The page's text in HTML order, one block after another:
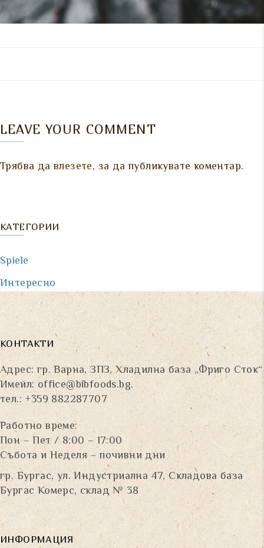
LEAVE YOUR COMMENT
Трябва давлезете, за да публикувате коментар.
КАТЕГОРИИ
Spiele
Интересно
КОНТАКТИ
Адрес: гр. Варна, ЗПЗ, Хладилна база „Фриго Сток“
Имейл: office@bibfoods.bg.
тел.: +359 882287707
Работно време:
Пон – Пет / 8:00 – 17:00
Събота и Неделя – почивни дни
гр. Бургас, ул. Индустриална 47, Складова база
Бургас Комерс, склад № 38
ИНФОРМАЦИЯ